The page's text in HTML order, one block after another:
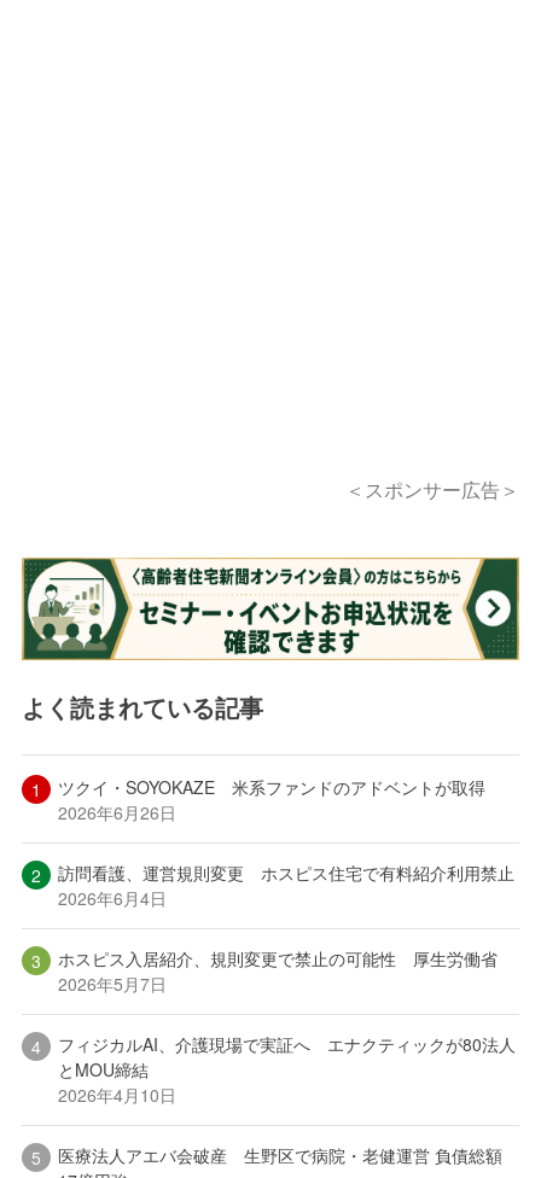
＜スポンサー広告＞
よく読まれている記事
ツクイ・SOYOKAZE 米系ファンドのアドベントが取得
2026年6月26日
訪問看護、運営規則変更 ホスピス住宅で有料紹介利用禁止
2026年6月4日
ホスピス入居紹介、規則変更で禁止の可能性 厚生労働省
2026年5月7日
フィジカルAI、介護現場で実証へ エナクティックが80法人
とMOU締結
2026年4月10日
医療法人アエバ会破産 生野区で病院・老健運営 負債総額